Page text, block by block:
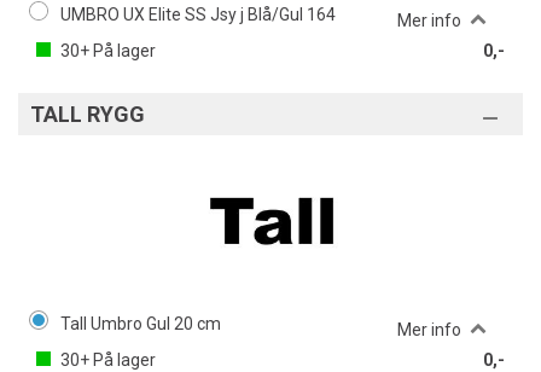
UMBRO UX Elite SS Jsy j Blå/Gul 164
Mer info
30+ På lager 0,-
TALL RYGG
Tall Umbro Gul 20 cm
Mer info
30+ På lager 0,-